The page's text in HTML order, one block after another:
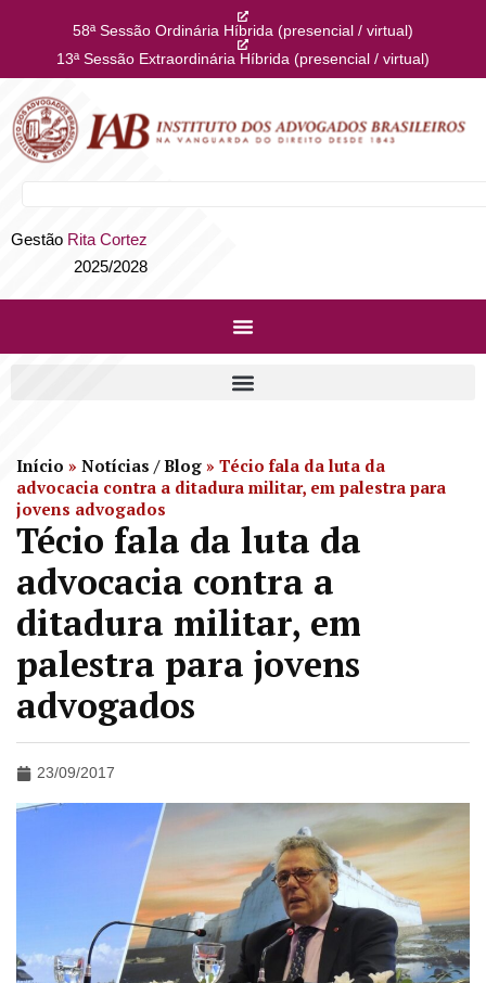
58ª Sessão Ordinária Híbrida (presencial / virtual)
13ª Sessão Extraordinária Híbrida (presencial / virtual)
Gestão Rita Cortez
2025/2028
Início » Notícias / Blog » Técio fala da luta da
advocacia contra a ditadura militar, em palestra para
jovens advogados
Técio fala da luta da
advocacia contra a
ditadura militar, em
palestra para jovens
advogados
23/09/2017